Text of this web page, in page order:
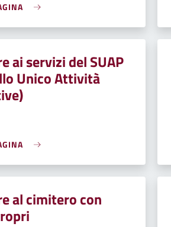
ai servizi del SUAP
Unico Attività
al cimitero con